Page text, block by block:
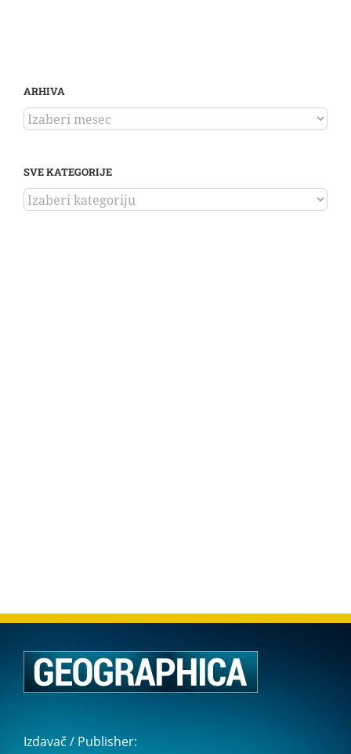
ARHIVA
ARHIVA
SVE KATEGORIJE
SVE
KATEGORIJE
Izdavač / Publisher: